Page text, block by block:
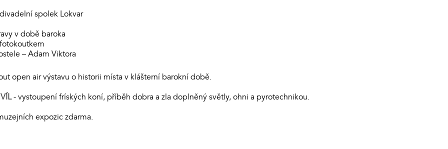
spolek Lokvar
v době baroka
– Adam Viktora
open air výstavu o historii místa v klášterní barokní době.
- vystoupení fríských koní, příběh dobra a zla doplněný světly, ohni a pyrotechnikou.
expozic zdarma.